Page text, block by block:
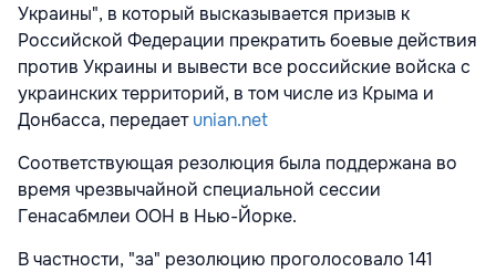
Украины", в который высказывается призыв к
Российской Федерации прекратить боевые действия
против Украины и вывести все российские войска с
украинских территорий, в том числе из Крыма и
Донбасса, передаетunian.net
Соответствующая резолюция была поддержана во
время чрезвычайной специальной сессии
Генасабмлеи ООН в Нью-Йорке.
В частности, "за" резолюцию проголосовало 141